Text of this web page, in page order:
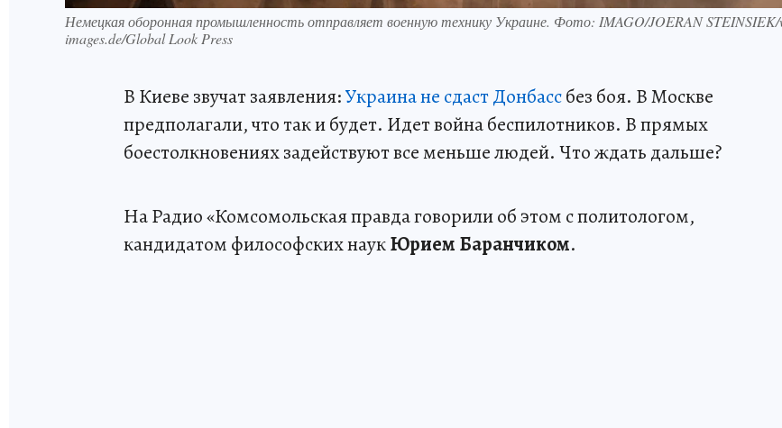
Немецкая оборонная промышленность отправляет военную технику Украине. Фото: IMAGO/JOERAN
images.de/Global Look Press
В Киеве звучат заявления:Украина не сдаст Донбассбез боя. В Москве
предполагали, что так и будет. Идет война беспилотников. В прямых
боестолкновениях задействуют все меньше людей. Что ждать дальше?
На Радио «Комсомольская правда говорили об этом с политологом,
кандидатом философских наукЮрием Баранчиком.